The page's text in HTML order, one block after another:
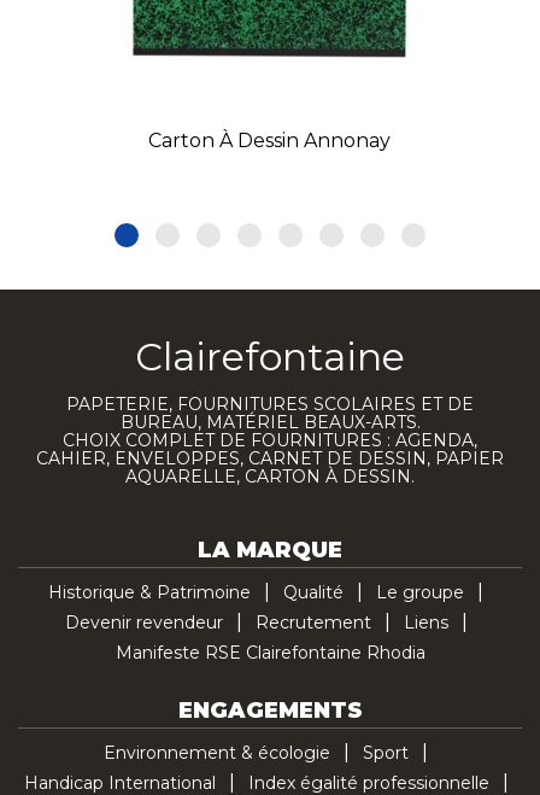
Carton À Dessin Annonay
Clairefontaine
PAPETERIE, FOURNITURES SCOLAIRES ET DE
BUREAU, MATÉRIEL BEAUX-ARTS.
CHOIX COMPLET DE FOURNITURES : AGENDA,
CAHIER, ENVELOPPES, CARNET DE DESSIN, PAPIER
AQUARELLE, CARTON À DESSIN.
LA MARQUE
Historique & Patrimoine Qualité
Le groupe
Devenir revendeur
Recrutement
Liens
Manifeste RSE Clairefontaine Rhodia
ENGAGEMENTS
Environnement & écologie
Sport
Handicap International
Index égalité professionnelle